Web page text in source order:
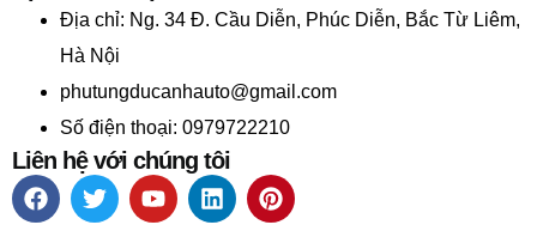
Địa chỉ: Ng. 34 Đ. Cầu Diễn, Phúc Diễn, Bắc Từ Liêm,
Hà Nội
phutungducanhauto@gmail.com
Số điện thoại: 0979722210
Liên hệ với chúng tôi